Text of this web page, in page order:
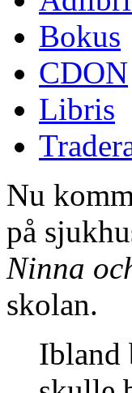
Bokus
CDON
Libris
Nu
på
Ninna
skolan.
Ibland